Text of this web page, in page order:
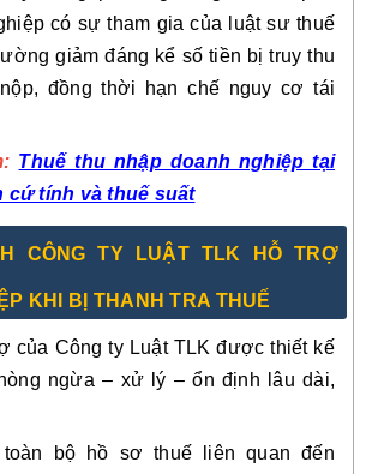
có sự tham gia của luật sư thuế
giảm đáng kể số tiền bị truy thu
, đồng thời hạn chế nguy cơ tái
Thuế thu nhập doanh nghiệp tại
cứ tính và thuế suất
CÔNG TY LUẬT TLK HỖ TRỢ
KHI BỊ THANH TRA THUẾ
của Công ty Luật TLK được thiết kế
ngừa – xử lý – ổn định lâu dài,
toàn bộ hồ sơ thuế liên quan đến